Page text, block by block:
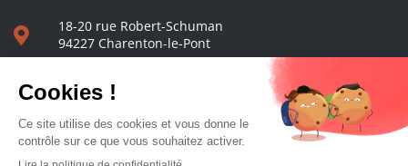
18-20 rue Robert-Schuman
94227 Charenton-le-Pont